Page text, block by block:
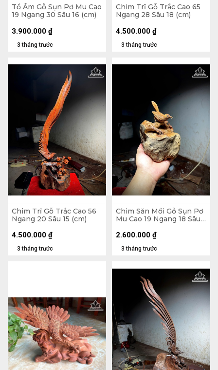
Tổ Ấm Gỗ Sụn Pơ Mu Cao
19 Ngang 30 Sâu 16 (cm)
3 tháng trước
3.900.000 ₫
Chim Trĩ Gỗ Trắc Cao 65
Ngang 28 Sâu 18 (cm)
3 tháng trước
4.500.000 ₫
Chim Trĩ Gỗ Trắc Cao 56
Ngang 20 Sâu 15 (cm)
3 tháng trước
4.500.000 ₫
Chim Săn Mồi Gỗ Sụn Pơ
Mu Cao 19 Ngang 18 Sâu
3 tháng trước
2.600.000 ₫